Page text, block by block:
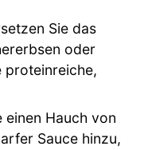
Sie das
oder
proteinreiche,
einen Hauch von
Sauce hinzu,